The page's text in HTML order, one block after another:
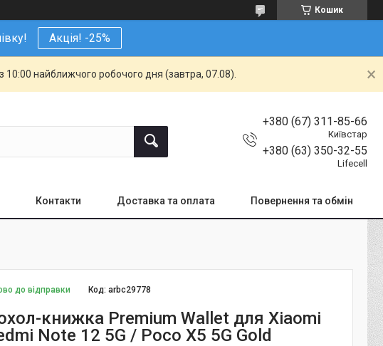
Кошик
Акція! -25%
10:00 найближчого робочого дня (завтра, 07.08).
+380 (67) 311-85-66
Київстар
+380 (63) 350-32-55
Lifecell
Контакти Доставка та оплата Повернення та обмін
до відправки Код:arbc29778
книжка Premium Wallet для Xiaomi
Note 12 5G / Poco X5 5G Gold